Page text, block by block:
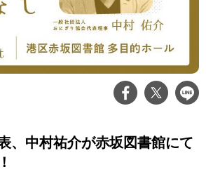
、中村祐介が赤坂図書館にて